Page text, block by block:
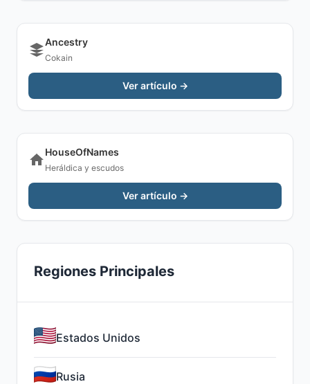
Ancestry
Cokain
Ver artículo →
HouseOfNames
Heráldica y escudos
Ver artículo →
Regiones Principales
Estados Unidos
Rusia